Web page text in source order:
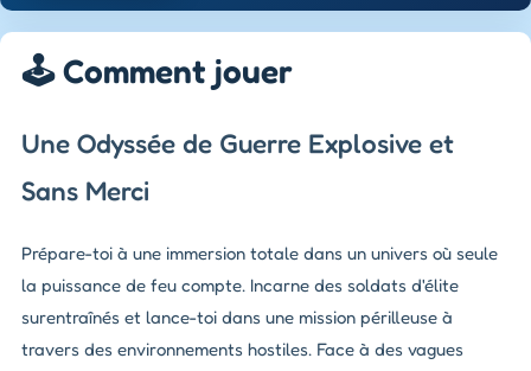
🕹️ Comment jouer
Une Odyssée de Guerre Explosive et
Sans Merci
Prépare-toi à une immersion totale dans un univers où seule
la puissance de feu compte. Incarne des soldats d'élite
surentraînés et lance-toi dans une mission périlleuse à
travers des environnements hostiles. Face à des vagues